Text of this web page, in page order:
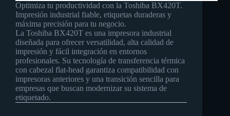
Optimiza tu productividad con la Toshiba BX420T.
Impresión industrial fiable, etiquetas duraderas y
máxima precisión para tu negocio.
La Toshiba BX420T es una impresora industrial
diseñada para ofrecer versatilidad, alta calidad de
impresión y fácil integración en entornos
profesionales. Su tecnología de transferencia térmica
con cabezal flat-head garantiza compatibilidad con
impresoras anteriores y una transición sencilla para
empresas que buscan modernizar su sistema de
etiquetado.